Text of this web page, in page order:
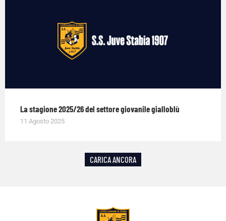
La stagione 2025/26 del settore giovanile gialloblù
11 Agosto 2025
CARICA ANCORA